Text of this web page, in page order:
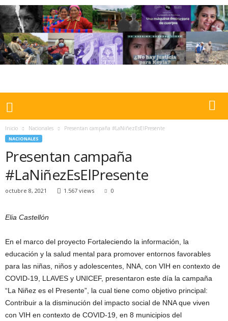
Inicio Nacionales Presentan campaña #LaNiñezEsElPresente
NACIONALES
Presentan campaña
#LaNiñezEsElPresente
octubre 8, 2021 1.567 views 0
Elia Castellón
En el marco del proyecto Fortaleciendo la información, la
educación y la salud mental para promover entornos favorables
para las niñas, niños y adolescentes, NNA, con VIH en contexto de
COVID-19, LLAVES y UNICEF, presentaron este día la campaña
“La Niñez es el Presente”, la cual tiene como objetivo principal:
Contribuir a la disminución del impacto social de NNA que viven
con VIH en contexto de COVID-19, en 8 municipios del